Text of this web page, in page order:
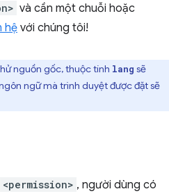
và cần một chuỗi hoặc
hệ với chúng tôi!
nguồn gốc, thuộc tính lang sẽ
ngữ mà trình duyệt được đặt sẽ
<permission> , người dùng có